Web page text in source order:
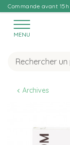
Commande avant
MENU
Archives